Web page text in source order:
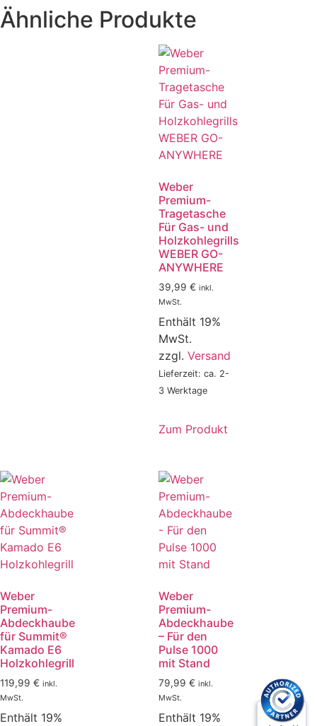
Ähnliche Produkte
Weber
Premium-
Tragetasche
Für Gas- und
Holzkohlegrills
WEBER GO-
ANYWHERE
39,99 € inkl.
MwSt.
Enthält 19%
MwSt.
zzgl. Versand
Lieferzeit: ca. 2-
3 Werktage
Zum Produkt
Weber
Premium-
Abdeckhaube
für Summit®
Kamado E6
Holzkohlegrill
119,99 € inkl.
MwSt.
Enthält 19%
Weber
Premium-
Abdeckhaube
– Für den
Pulse 1000
mit Stand
79,99 € inkl.
MwSt.
Enthält 19%